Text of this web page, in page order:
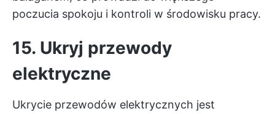
poczucia spokoju i kontroli w środowisku pracy.
15. Ukryj przewody
elektryczne
Ukrycie przewodów elektrycznych jest